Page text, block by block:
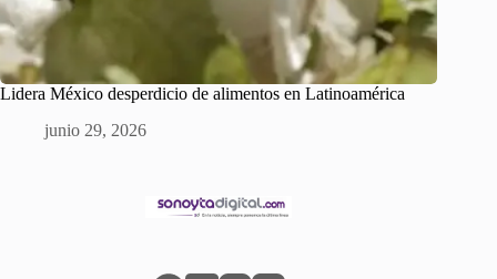
Lidera México desperdicio de alimentos en Latinoamérica
junio 29, 2026